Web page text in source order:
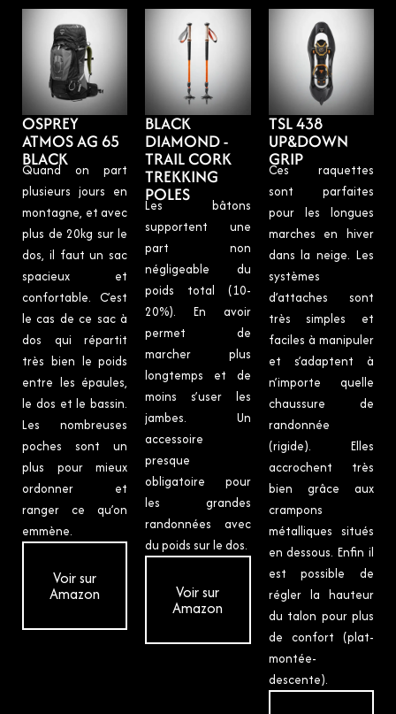
OSPREY
ATMOS AG 65
BLACK
Quand on part
plusieurs jours en
montagne, et avec
plus de 20kg sur le
dos, il faut un sac
spacieux et
confortable. C’est
le cas de ce sac à
dos qui répartit
très bien le poids
entre les épaules,
le dos et le bassin.
Les nombreuses
poches sont un
plus pour mieux
ordonner et
ranger ce qu’on
emmène.
Voir sur
Amazon
BLACK
DIAMOND -
TRAIL CORK
TREKKING
POLES
Les bâtons
supportent une
part non
négligeable du
poids total (10-
20%). En avoir
permet de
marcher plus
longtemps et de
moins s’user les
jambes. Un
accessoire
presque
obligatoire pour
les grandes
randonnées avec
du poids sur le dos.
Voir sur
Amazon
TSL 438
UP&DOWN
GRIP
Ces raquettes
sont parfaites
pour les longues
marches en hiver
dans la neige. Les
systèmes
d’attaches sont
très simples et
faciles à manipuler
et s’adaptent à
n’importe quelle
chaussure de
randonnée
(rigide). Elles
accrochent très
bien grâce aux
crampons
métalliques situés
en dessous. Enfin il
est possible de
régler la hauteur
du talon pour plus
de confort (plat-
montée-
descente).